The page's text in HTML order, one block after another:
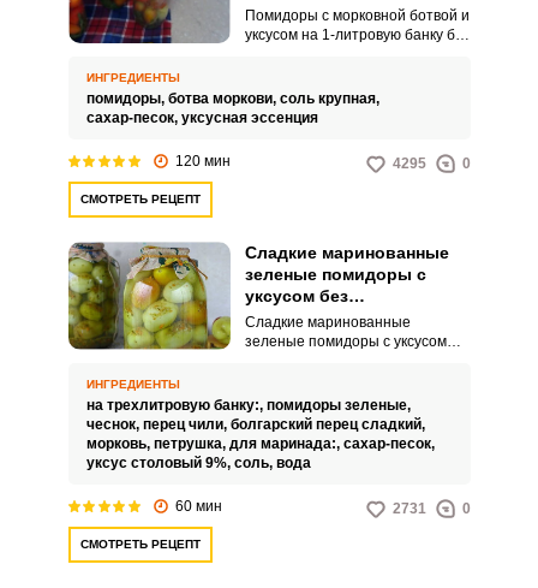
стерилизации на зиму
Помидоры с морковной ботвой и
уксусом на 1-литровую банку без
включающий нарезку или
помещение целых помидоров в
морковной ботвы для аромата и
уксусного раствора для
доступным для домашнего
приготовления.
ИНГРЕДИЕНТЫ
помидоры, ботва моркови, соль крупная,
сахар-песок, уксусная эссенция
120 мин 4295 0
СМОТРЕТЬ РЕЦЕПТ
Сладкие маринованные
зеленые помидоры с
уксусом без
стерилизации на зиму в
банках
Сладкие маринованные
зеленые помидоры с уксусом
заготовка для вашего
домашнего или праздничного
стола. Овощ выйдет сочным,
аппетитным и
ИНГРЕДИЕНТЫ
на трехлитровую банку:, помидоры зеленые,
чеснок, перец чили, болгарский перец сладкий,
морковь, петрушка, для маринада:, сахар-песок,
уксус столовый 9%, соль, вода
60 мин 2731 0
СМОТРЕТЬ РЕЦЕПТ